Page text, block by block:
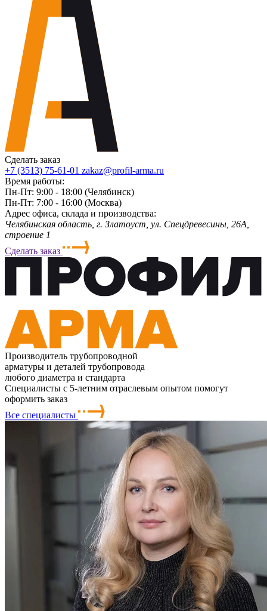
Сделать заказ
+7 (3513) 75-61-01 zakaz@profil-arma.ru
Время работы:
Пн-Пт: 9:00 - 18:00 (Челябинск)
Пн-Пт: 7:00 - 16:00 (Москва)
Адрес офиса, склада и производства:
Челябинская область, г. Злaтoycт, ул. Спецдревесины, 26А,
строение 1
Сделать заказ
Производитель трубопроводной
арматуры и деталей трубопровода
любого диаметра и стандарта
Специалисты с 5-летним отраслевым опытом помогут
оформить заказ
Все специалисты